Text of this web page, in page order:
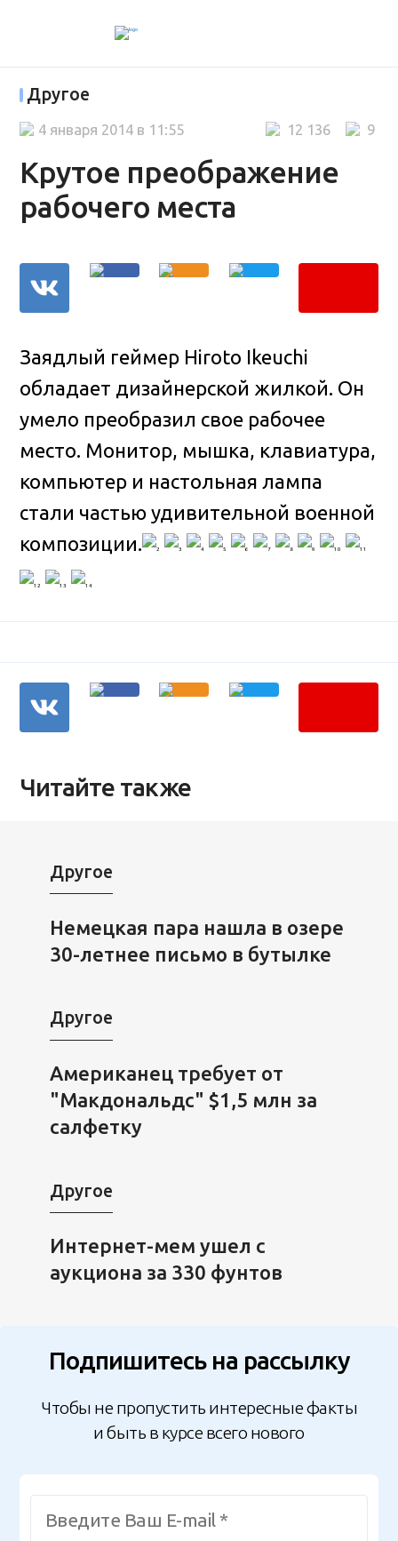
Другое
Крутое преображение
рабочего места
9
12 136
4 января 2014 в 11:55
Заядлый геймер Hiroto Ikeuchi
обладает дизайнерской жилкой. Он
умело преобразил свое рабочее
место. Монитор, мышка, клавиатура,
компьютер и настольная лампа
стали частью удивительной военной
композиции.
Читайте также
Другое
Немецкая пара нашла в озере
30-летнее письмо в бутылке
Другое
Американец требует от
"Макдональдс" $1,5 млн за
салфетку
Другое
Интернет-мем ушел с
аукциона за 330 фунтов
Подпишитесь на рассылку
Чтобы не пропустить интересные факты
и быть в курсе всего нового